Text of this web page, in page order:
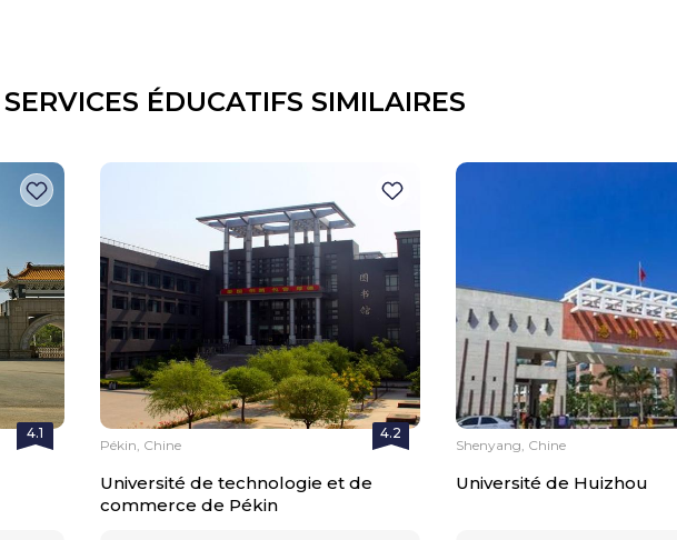
ÉDUCATIFS SIMILAIRES
4.1 4.2
Pékin, Chine
Université de technologie et de
commerce de Pékin
Shenyang, Chine
Université de Huizhou